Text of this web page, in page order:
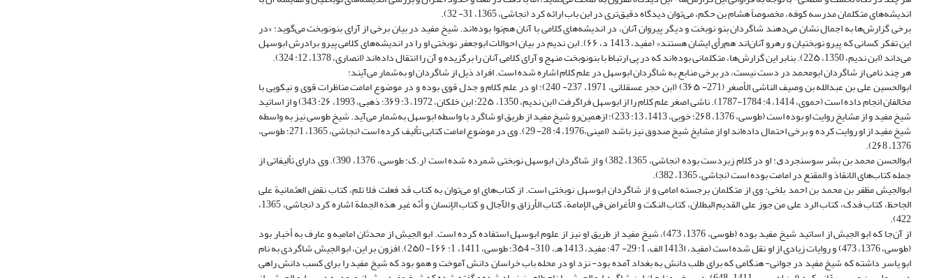
اندیشه‌های ‌متکلمان مدرسه کوفه، مخصوصاً هشام بن حکم، می‌توان دیدگاه دقیق‌تری در این باب ارائه کرد (نجاشی، 1365، 31- 32).
برخی گزارش‌ها به ‌اجمال نشان می‌دهند شاگردان بنو نوبخت و دیگر پیروان آنان، در اندیشه‌های کلامی با آنان هم‌نوا بوده‌اند. شیخ مفید در بیان برخی از آرای بنو‌نوبخت می‌گوید: «در
این تفکر کسانی که پیرو نوبختیان و رهرو آنان‌اند هم‌رأی ایشان هستند» (مفید، 1413 د، ۶۶). ابن ندیم در بیان احوالات ابو‌‌جعفر نوبختی او را در اندیشه‌های کلامی پیرو برادرش ابو‌‌سهل
می‌داند (ابن ندیم، 1350، 22۵). بنابر این گزارش‌ها، متکلمانی بوده‌اند که در پی ارتباط با بنو‌نوبخت منهج و آرای کلامی آنان را برگزیده‌ و آن را انتقال داده‌اند (انصاری، 1378، 12: 324).
هر چند نامی از شاگردان ابو‌‌محمد در دست نیست، در برخی منابع به شاگردان ابو‌‌سهل در علم کلام اشاره‌ شده است. افراد ذیل از شاگردان او به‌‌شمار می‌آیند:
ابو‌الحسین علی بن عبدالله بن وصیف الناشی الأصغر (271- 3۶۵) (ابن حجر عسقلانی، 1971، 237- 240): او در علم کلام و جدل قوی بوده و در موضوع امامت مناظرات قوی و نیکویی با
مخالفان انجام ‌داده است (حموی، 1414، 4: 1784-1787). ناشی اصغر علم کلام را از ابو‌‌سهل فرا‌گرفت (ابن ندیم، 1350، 22۵؛ ابن خلکان، 1972، 3: 3۶9؛ ذهبی، 1993، 2۶: 343) و از اساتید
شیخ مفید و از مشایخ روایت او بوده است (طوسی، 1376، 2۶8؛ خویی، 1413، 13: 233)؛ از‌همین‌رو شیخ مفید از طریق او شاگرد با‌ واسطه ابو‌‌سهل به‌شمار می‌آید. شیخ طوسی نیز به واسطه
شیخ مفید از او روایت کرده و برخی احتمال داده‌اند او از مشایخ شیخ صدوق نیز باشد (امینی،1976، 4: 28- 29). وی در موضوع امامت کتابی تألیف کرده است (نجاشی، 1365، 271؛ طوسی،
1376، 2۶8).
ابوالحسن محمد بن بشر سوسنجردﻯ: او در کلام زبر‌دست بوده (نجاشی، 1365، 382) و از شاگردان ابو‌‌سهل نوبختی شمرده شده است (ر.ک: طوسی، 1376، 390). وی دارای تألیفاتی از
جمله کتاب‌های الانقاذ و المقنع در امامت بوده است (نجاشی، 1365، 382).
ابو‌الجیش مظفر بن محمد بن احمد بلخی: وی از متکلمان برجسته امامی و از شاگردان ابو‌سهل نوبختی است. از کتاب‌های او می‌توان به کتاب قد فعلت فلا تلم، کتاب نقض العثمانیة على
الجاحظ، کتاب فدک، کتاب الرد على من جوز على القدیم البطلان، کتاب النکت و الأغراض فی الإمامة، کتاب الأرزاق و الآجال و کتاب الإنسان و أنّه غیر هذه الجملة اشاره کرد (نجاشی، 1365،
422).
از آن‌جا که ابو‌ الجیش از اساتید شیخ مفید بوده (طوسی، 1376، 473)، شیخ مفید از طریق او نیز از علوم ابو‌سهل استفاده کرده است. ابو‌ الجیش از محدثان امامیه و عارف به أخبار بود
(طوسی، 1376، 473) و روایات زیادی از او نقل شده است (مفید، ا1413 الف، 1: 29- 47؛ مفید، 1413 هـ، 310- 3۵4؛ طوسی، 1411، 1: 1۶۶- 2۵0). افزون بر این، ابو‌ الجیش شاگردی به نام
ابو‌ یاسر داشته که شیخ مفید در جوانی- هنگامی که برای طلب دانش به بغداد آمده بود- نزد او در محله باب خراسان دانش آموخت و همو بود که شیخ مفید را برای کسب دانش راهی